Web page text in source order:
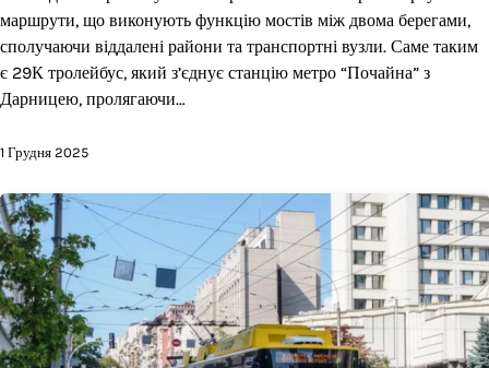
маршрути, що виконують функцію мостів між двома берегами,
сполучаючи віддалені райони та транспортні вузли. Саме таким
є 29К тролейбус, який з’єднує станцію метро “Почайна” з
Дарницею, пролягаючи…
1 Грудня 2025